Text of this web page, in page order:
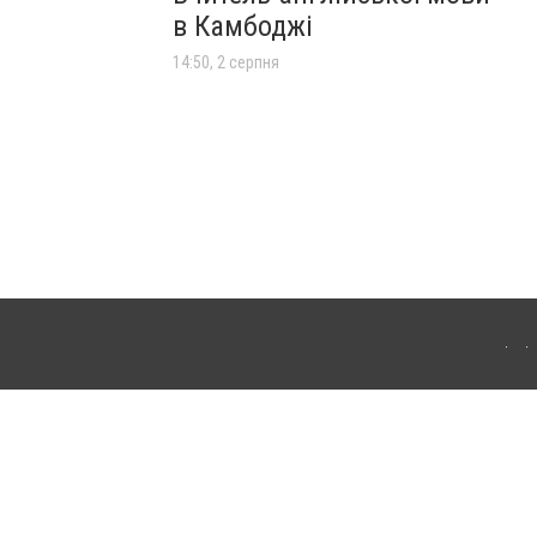
в Камбоджі
14:50, 2 серпня